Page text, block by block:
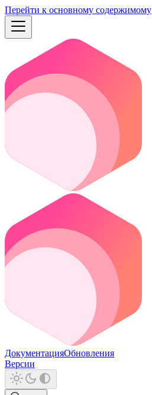
Перейти к основному содержимому
ДокументацияОбновления
Версии